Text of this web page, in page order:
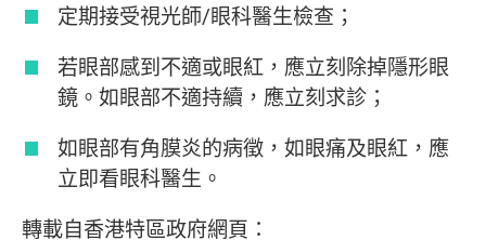
定期接受視光師/眼科醫生檢查；
若眼部感到不適或眼紅，應立刻除掉隱形眼
鏡。如眼部不適持續，應立刻求診；
如眼部有角膜炎的病徵，如眼痛及眼紅，應
立即看眼科醫生。
轉載自香港特區政府網頁：